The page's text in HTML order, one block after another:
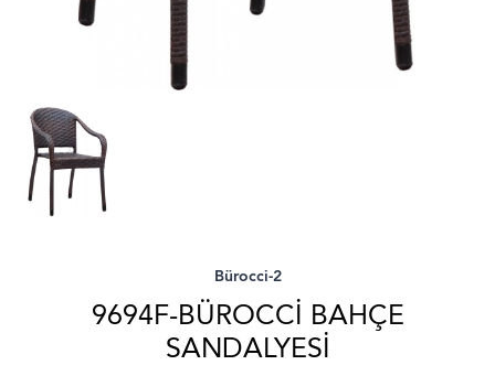
Bürocci-2
9694F-BÜROCCI BAHÇE
SANDALYESI